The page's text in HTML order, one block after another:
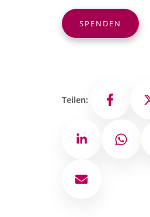
SPENDEN
Teilen: Facebook
LinkedIn
E-Mail